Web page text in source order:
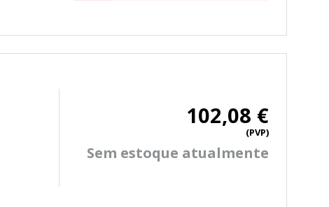
102,08 €
(PVP)
Sem estoque atualmente